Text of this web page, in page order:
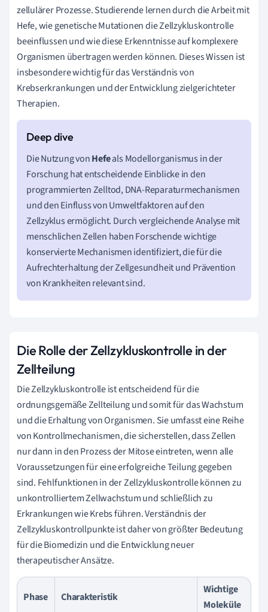
zellulärer Prozesse. Studierende lernen durch die Arbeit mit
Hefe, wie genetische Mutationen die Zellzykluskontrolle
beeinflussen und wie diese Erkenntnisse auf komplexere
Organismen übertragen werden können. Dieses Wissen ist
insbesondere wichtig für das Verständnis von
Krebserkrankungen und der Entwicklung zielgerichteter
Therapien.
Die Nutzung vonHefeals Modellorganismus in der
Forschung hat entscheidende Einblicke in den
programmierten Zelltod, DNA-Reparaturmechanismen
und den Einfluss von Umweltfaktoren auf den
Zellzyklus ermöglicht. Durch vergleichende Analyse mit
menschlichen Zellen haben Forschende wichtige
konservierte Mechanismen identifiziert, die für die
Aufrechterhaltung der Zellgesundheit und Prävention
von Krankheiten relevant sind.
Die Rolle der Zellzykluskontrolle in der
Zellteilung
Die Zellzykluskontrolle ist entscheidend für die
ordnungsgemäße Zellteilung und somit für das Wachstum
und die Erhaltung von Organismen. Sie umfasst eine Reihe
von Kontrollmechanismen, die sicherstellen, dass Zellen
nur dann in den Prozess der Mitose eintreten, wenn alle
Voraussetzungen für eine erfolgreiche Teilung gegeben
sind. Fehlfunktionen in der Zellzykluskontrolle können zu
unkontrolliertem Zellwachstum und schließlich zu
Erkrankungen wie Krebs führen. Verständnis der
Zellzykluskontrollpunkte ist daher von größter Bedeutung
für die Biomedizin und die Entwicklung neuer
therapeutischer Ansätze.
Phase Charakteristik
Wichtige
Moleküle